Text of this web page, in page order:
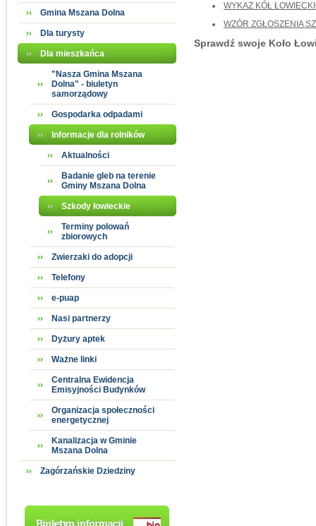
Gmina Mszana Dolna
Dla turysty
Dla mieszkańca
"Nasza Gmina Mszana
Dolna" - biuletyn
samorządowy
Gospodarka odpadami
Informacje dla rolników
Aktualności
Badanie gleb na terenie
Gminy Mszana Dolna
Szkody łowieckie
Terminy polowań
zbiorowych
Zwierzaki do adopcji
Telefony
e-puap
Nasi partnerzy
Dyżury aptek
Ważne linki
Centralna Ewidencja
Emisyjności Budynków
Organizacja społeczności
energetycznej
Kanalizacja w Gminie
Mszana Dolna
Zagórzańskie Dziedziny
WYKAZ KÓŁ
WZÓR ZGŁOSZENIA
Sprawdź swoje Koło